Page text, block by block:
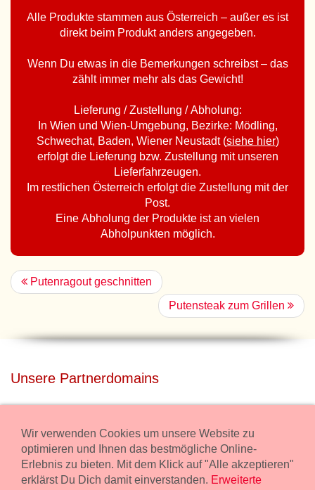
Alle Produkte stammen aus Österreich – außer es ist
direkt beim Produkt anders angegeben.
Wenn Du etwas in die Bemerkungen schreibst – das
zählt immer mehr als das Gewicht!
Lieferung / Zustellung / Abholung:
In Wien und Wien-Umgebung, Bezirke: Mödling,
Schwechat, Baden, Wiener Neustadt (siehe hier)
erfolgt die Lieferung bzw. Zustellung mit unseren
Lieferfahrzeugen.
Im restlichen Österreich erfolgt die Zustellung mit der
Post.
Eine Abholung der Produkte ist an vielen
Abholpunkten möglich.
Putenragout geschnitten
Putensteak zum Grillen
Unsere Partnerdomains
Miete unser Haus bei Wiener Neustadt für Deine Party mit
Übernachtung.
freilaender.at
Wir verwenden Cookies um unsere Website zu
optimieren und Ihnen das bestmögliche Online-
Erlebnis zu bieten. Mit dem Klick auf "Alle akzeptieren"
erklärst Du Dich damit einverstanden. Erweiterte